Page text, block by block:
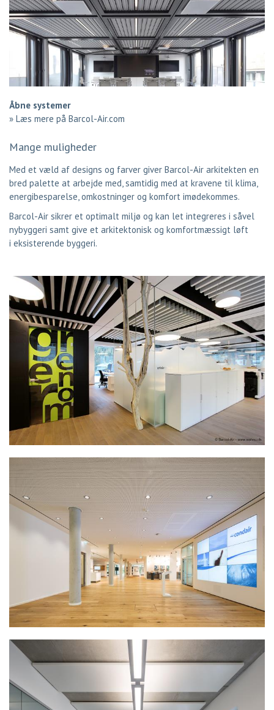
Åbne systemer
» Læs mere på Barcol-Air.com
Mange muligheder
Med et væld af designs og farver giver Barcol-Air arkitekten en
bred palette at arbejde med, samtidig med at kravene til klima,
energibesparelse, omkostninger og komfort imødekommes.
Barcol-Air sikrer et optimalt miljø og kan let integreres i såvel
nybyggeri samt give et arkitektonisk og komfortmæssigt løft
i eksisterende byggeri.